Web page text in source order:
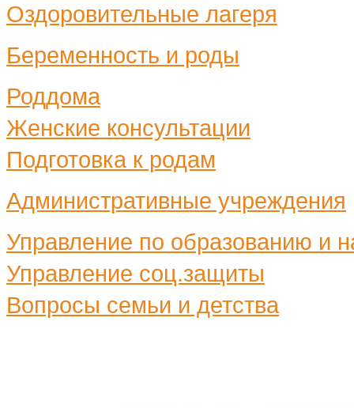
Оздоровительные лагеря
Беременность и роды
Роддома
Женские консультации
Подготовка к родам
Административные учреждения
Управление по образованию и
Управление соц.защиты
Вопросы семьи и детства